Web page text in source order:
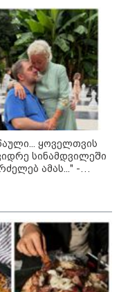
საზოგადოება
გაიგებს
პირველი
შედეგი და
ცნობენ
დაღუპვის
ბრალი
სინამდვილეში
ამას..." -